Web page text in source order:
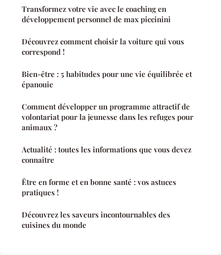
Transformez votre vie avec le coaching en
développement personnel de max piccinini
Découvrez comment choisir la voiture qui vous
correspond !
Bien-être : 5 habitudes pour une vie équilibrée et
épanouie
Comment développer un programme attractif de
volontariat pour la jeunesse dans les refuges pour
animaux ?
Actualité : toutes les informations que vous devez
connaître
Être en forme et en bonne santé : vos astuces
pratiques !
Découvrez les saveurs incontournables des
cuisines du monde